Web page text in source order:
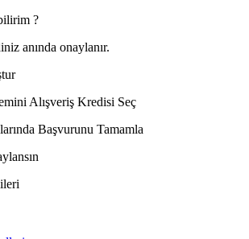
?
anında onaylanır.
Alışveriş Kredisi Seç
Başvurunu Tamamla